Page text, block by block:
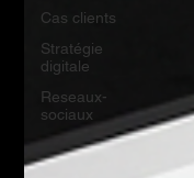
Cas clients
Stratégie
digitale
Reseaux-
sociaux